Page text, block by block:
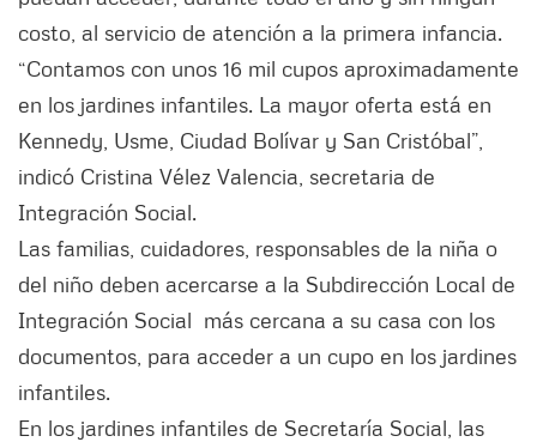
costo, al servicio de atención a la primera infancia.
“Contamos con unos 16 mil cupos aproximadamente
en los jardines infantiles. La mayor oferta está en
Kennedy, Usme, Ciudad Bolívar y San Cristóbal”,
indicó Cristina Vélez Valencia, secretaria de
Integración Social.
Las familias, cuidadores, responsables de la niña o
del niño deben acercarse a la Subdirección Local de
Integración Social más cercana a su casa con los
documentos, para acceder a un cupo en los jardines
infantiles.
En los jardines infantiles de Secretaría Social, las